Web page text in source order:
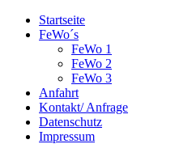
Startseite
FeWo´s
FeWo 1
FeWo 2
FeWo 3
Anfahrt
Kontakt/ Anfrage
Datenschutz
Impressum